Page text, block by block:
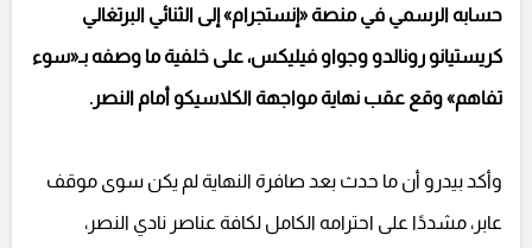
حسابه الرسمي في منصة «إنستجرام» إلى الثنائي البرتغالي
كريستيانو رونالدو وجواو فيليكس، على خلفية ما وصفه بـ«سوء
تفاهم» وقع عقب نهاية مواجهة الكلاسيكو أمام النصر.
وأكد بيدرو أن ما حدث بعد صافرة النهاية لم يكن سوى موقف
عابر، مشددًا على احترامه الكامل لكافة عناصر نادي النصر،